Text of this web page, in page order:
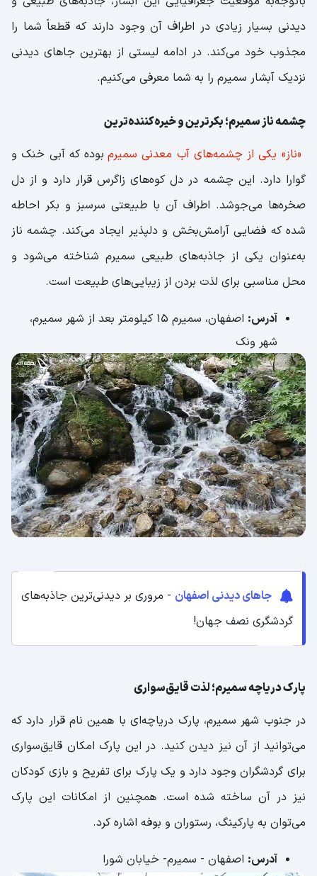
دیدنی بسیار زیادی در اطراف آن وجود دارند که قطعاً شما را
مجذوب خود می‌کند. در ادامه لیستی از بهترین جاهای دیدنی
نزدیک آبشار سمیرم را به شما معرفی می‌کنیم.
چشمه ناز سمیرم؛ بکرترین و خیره‌کننده‌ترین
«ناز» یکی از چشمه‌های آب معدنی سمیرمبوده که آبی خنک و
گوارا دارد. این چشمه در دل کوه‌های زاگرس قرار دارد و از دل
صخره‌ها می‌جوشد. اطراف آن با طبیعتی سرسبز و بکر احاطه
شده که فضایی آرامش‌بخش و دلپذیر ایجاد می‌کند. چشمه ناز
به‌عنوان یکی از جاذبه‌های طبیعی سمیرم شناخته می‌شود و
محل مناسبی برای لذت بردن از زیبایی‌های طبیعت است.
آدرس:
اصفهان، سمیرم 15 کیلومتر بعد از شهر سمیرم،
شهر ونک
جاهای دیدنی اصفهان - مروری بر دیدنی‌ترین جاذبه‌های
گردشگری نصف جهان!
پارک دریاچه سمیرم؛ لذت قایق‌سواری
در جنوب شهر سمیرم، پارک دریاچه‌ای با همین نام قرار دارد که
می‌توانید از آن نیز دیدن کنید. در این پارک امکان قایق‌سواری
برای گردشگران وجود دارد و یک پارک برای تفریح و بازی کودکان
نیز در آن ساخته شده است. همچنین از امکانات این پارک
می‌توان به پارکینگ، رستوران و بوفه اشاره کرد.
آدرس: اصفهان - سمیرم- خیابان شورا